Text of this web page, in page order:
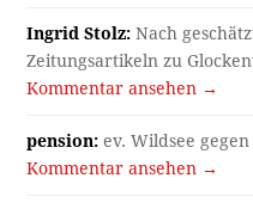
Ingrid Stolz: Nach
Zeitungsartikeln zu
Kommentar ansehen →
pension: ev. Wildsee gegen
Kommentar ansehen →